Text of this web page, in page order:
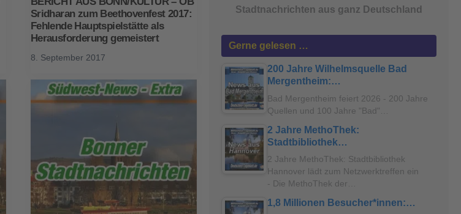
Sridharan zum Beethovenfest 2017:
Fehlende Hauptspielstätte als
Herausforderung gemeistert
8. September 2017
Stadtnachrichten aus ganz Deutschland
Gerne gelesen …
200 Jahre Wilhelmsquelle Bad
Mergentheim:…
Bad Mergentheim feiert 2026 - 200 Jahre
Quellen und 100 Jahre "Bad"…
2 Jahre MethoThek:
Stadtbibliothek…
2 Jahre MethoThek: Stadtbibliothek
Hannover lädt zum Netzwerktreffen ein
- Die MethoThek der…
1,8 Millionen Besucher*innen:…